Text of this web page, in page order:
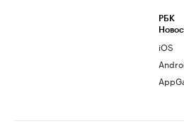
РБК
iOS